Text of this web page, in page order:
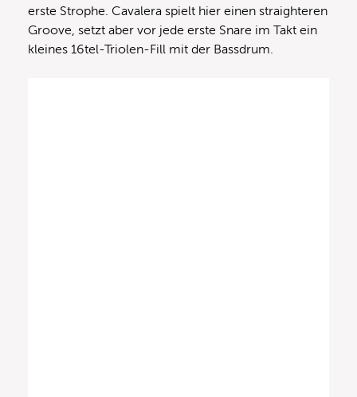
erste Strophe. Cavalera spielt hier einen straighteren
Groove, setzt aber vor jede erste Snare im Takt ein
kleines 16tel-Triolen-Fill mit der Bassdrum.